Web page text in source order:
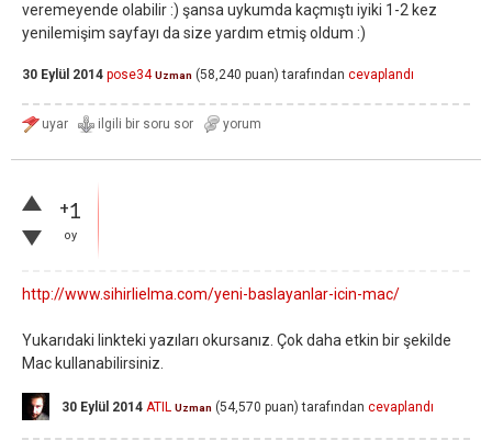
veremeyende olabilir :) şansa uykumda kaçmıştı iyiki 1-2 kez
yenilemişim sayfayı da size yardım etmiş oldum :)
30 Eylül 2014 pose34 Uzman (58,240 puan) tarafından cevaplandı
+1
oy
http://www.sihirlielma.com/yeni-baslayanlar-icin-mac/
Yukarıdaki linkteki yazıları okursanız. Çok daha etkin bir şekilde
Mac kullanabilirsiniz.
30 Eylül 2014 ATIL Uzman (54,570 puan) tarafından cevaplandı